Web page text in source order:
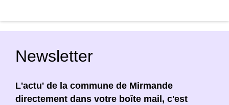
Newsletter
L'actu' de la commune de Mirmande
directement dans votre boîte mail, c'est